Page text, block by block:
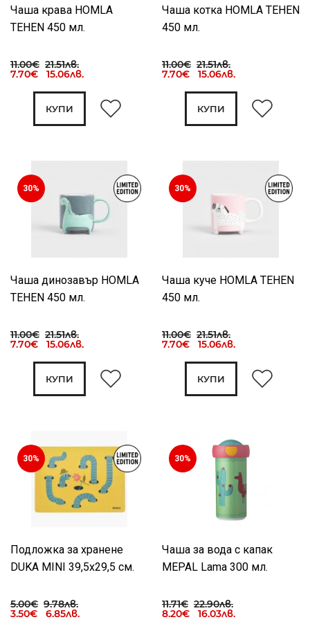
Чаша крава HOMLA
TEHEN 450 мл.
11.00€ 21.51лв.
7.70€ 15.06лв.
КУПИ
Чаша котка HOMLA TEHEN
450 мл.
11.00€ 21.51лв.
7.70€ 15.06лв.
КУПИ
30%
Чаша динозавър HOMLA
TEHEN 450 мл.
11.00€ 21.51лв.
7.70€ 15.06лв.
КУПИ
30%
Чаша куче HOMLA TEHEN
450 мл.
11.00€ 21.51лв.
7.70€ 15.06лв.
КУПИ
30%
Подложка за хранене
DUKA MINI 39,5x29,5 см.
5.00€ 9.78лв.
3.50€ 6.85лв.
30%
Чаша за вода с капак
MEPAL Lama 300 мл.
11.71€ 22.90лв.
8.20€ 16.03лв.